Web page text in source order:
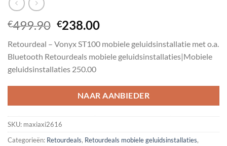
€499.90 Oorspronkelijke
was:
€499.90.
€238.00Huidige
is:
€238.00.
Retourdeal – Vonyx ST100 mobiele geluidsinstallatie met o.a.
Bluetooth Retourdeals mobiele geluidsinstallaties|Mobiele
geluidsinstallaties 250.00
NAAR AANBIEDER
SKU: maxiaxi2616
Categorieën: Retourdeals, Retourdeals mobiele geluidsinstallaties,